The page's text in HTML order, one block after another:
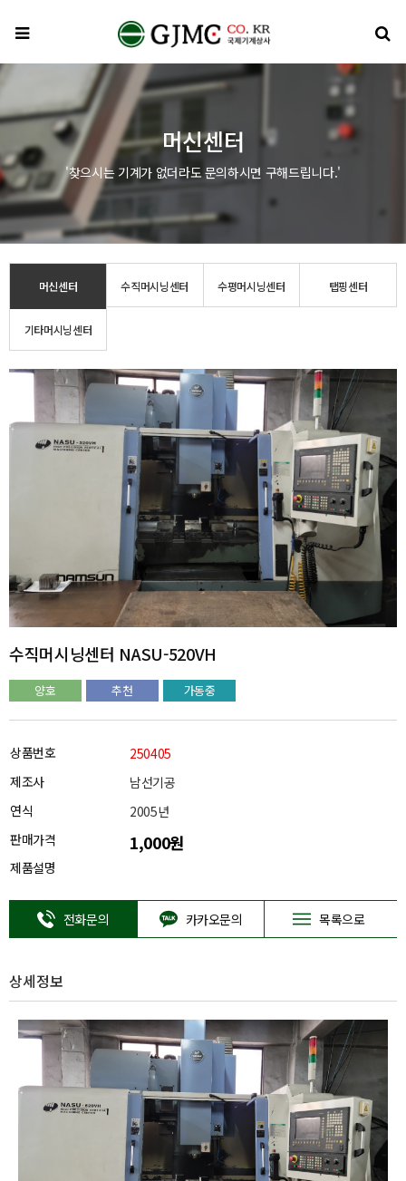
메뉴
머신센터
'찾으시는 기계가 없더라도 문의하시면 구해드립니다.'
머신센터 수직머시닝센터 수평머시닝센터 탭핑센터
기타머시닝센터
수직머시닝센터 NASU-520VH
양호 추천 가동중
상품번호
250405
제조사
남선기공
연식
2005년
판매가격
1,000원
제품설명
전화문의 카카오문의 목록으로
상세정보